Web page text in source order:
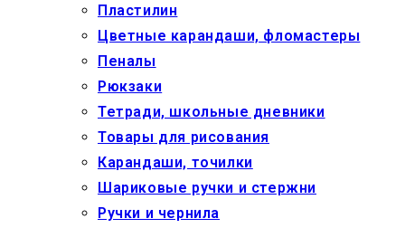
Пластилин
Цветные карандаши, фломастеры
Пеналы
Рюкзаки
Тетради, школьные дневники
Товары для рисования
Карандаши, точилки
Шариковые ручки и стержни
Ручки и чернила